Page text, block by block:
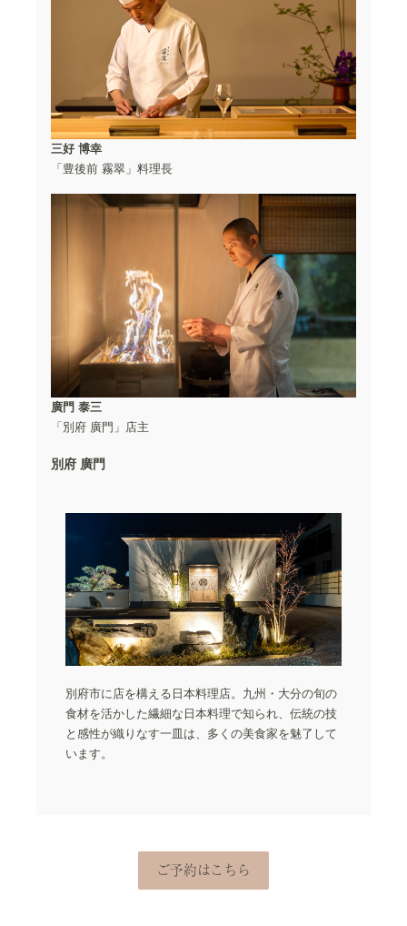
三好 博幸
「豊後前 霧翠」料理⻑
廣門 泰三
「別府 廣門」店主
別府 廣門
別府市に店を構える日本料理店。九州・大分の旬の
食材を活かした繊細な日本料理で知られ、伝統の技
と感性が織りなす一皿は、多くの美食家を魅了して
います。
ご予約はこちら